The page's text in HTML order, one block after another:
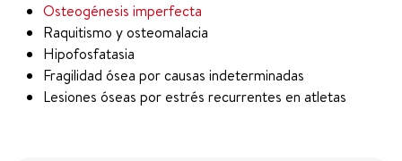
Osteogénesis imperfecta
Raquitismo y osteomalacia
Hipofosfatasia
Fragilidad ósea por causas indeterminadas
Lesiones óseas por estrés recurrentes en atletas